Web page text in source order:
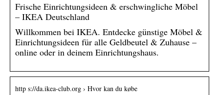
Frische Einrichtungsideen & erschwingliche Möbel
– IKEA Deutschland
Willkommen bei IKEA. Entdecke günstige Möbel &
Einrichtungsideen für alle Geldbeutel & Zuhause –
online oder in deinem Einrichtungshaus.
http s://da.ikea-club.org › Hvor kan du købe